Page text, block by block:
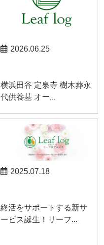
2026.06.25
横浜田谷 定泉寺 樹木葬永
代供養墓 オー...
2025.07.18
終活をサポートする新サ
ービス誕生！リーフ...